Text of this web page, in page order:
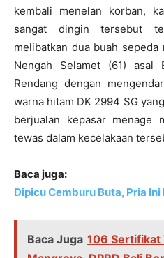
kembali menelan korban,
sangat dingin tersebut
melibatkan dua buah
Nengah Selamet (61) asal
Rendang dengan
warna hitam DK 2994 SG
berjualan kepasar menage
tewas dalam kecelakaan
Baca juga:
Dipicu Cemburu Buta, Pria
Baca Juga 106 Sertifikat